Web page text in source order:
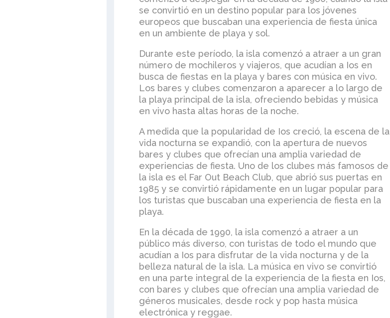
se convirtió en un destino popular para los jóvenes
europeos que buscaban una experiencia de fiesta única
en un ambiente de playa y sol.
Durante este período, la isla comenzó a atraer a un gran
número de mochileros y viajeros, que acudían a Ios en
busca de fiestas en la playa y bares con música en vivo.
Los bares y clubes comenzaron a aparecer a lo largo de
la playa principal de la isla, ofreciendo bebidas y música
en vivo hasta altas horas de la noche.
A medida que la popularidad de Ios creció, la escena de la
vida nocturna se expandió, con la apertura de nuevos
bares y clubes que ofrecían una amplia variedad de
experiencias de fiesta. Uno de los clubes más famosos de
la isla es el Far Out Beach Club, que abrió sus puertas en
1985 y se convirtió rápidamente en un lugar popular para
los turistas que buscaban una experiencia de fiesta en la
playa.
En la década de 1990, la isla comenzó a atraer a un
público más diverso, con turistas de todo el mundo que
acudían a Ios para disfrutar de la vida nocturna y de la
belleza natural de la isla. La música en vivo se convirtió
en una parte integral de la experiencia de la fiesta en Ios,
con bares y clubes que ofrecían una amplia variedad de
géneros musicales, desde rock y pop hasta música
electrónica y reggae.